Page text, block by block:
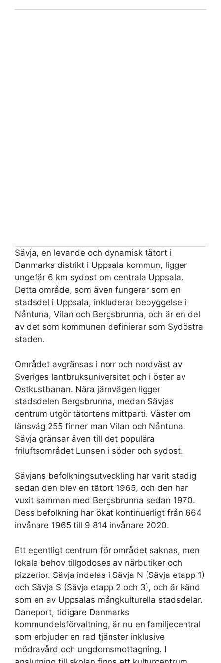
Sävja, en levande och dynamisk tätort i
Danmarks distrikt i Uppsala kommun, ligger
ungefär 6 km sydost om centrala Uppsala.
Detta område, som även fungerar som en
stadsdel i Uppsala, inkluderar bebyggelse i
Nåntuna, Vilan och Bergsbrunna, och är en del
av det som kommunen definierar som Sydöstra
staden.
Området avgränsas i norr och nordväst av
Sveriges lantbruksuniversitet och i öster av
Ostkustbanan. Nära järnvägen ligger
stadsdelen Bergsbrunna, medan Sävjas
centrum utgör tätortens mittparti. Väster om
länsväg 255 finner man Vilan och Nåntuna.
Sävja gränsar även till det populära
friluftsområdet Lunsen i söder och sydost.
Sävjans befolkningsutveckling har varit stadig
sedan den blev en tätort 1965, och den har
vuxit samman med Bergsbrunna sedan 1970.
Dess befolkning har ökat kontinuerligt från 664
invånare 1965 till 9 814 invånare 2020.
Ett egentligt centrum för området saknas, men
lokala behov tillgodoses av närbutiker och
pizzerior. Sävja indelas i Sävja N (Sävja etapp 1)
och Sävja S (Sävja etapp 2 och 3), och är känd
som en av Uppsalas mångkulturella stadsdelar.
Daneport, tidigare Danmarks
kommundelsförvaltning, är nu en familjecentral
som erbjuder en rad tjänster inklusive
mödravård och ungdomsmottagning. I